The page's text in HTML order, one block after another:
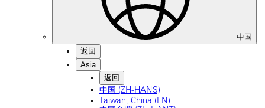
中国
返回
Asia
返回
中国 (ZH-HANS)
Taiwan, China (EN)